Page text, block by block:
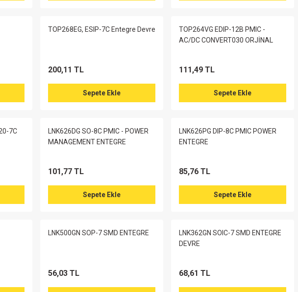
TOP268EG, ESIP-7C Entegre Devre
200,11 TL
Sepete Ekle
TOP264VG EDIP-12B PMIC -
AC/DC CONVERT030 ORJİNAL
111,49 TL
Sepete Ekle
7C
LNK626DG SO-8C PMIC - POWER
MANAGEMENT ENTEGRE
101,77 TL
Sepete Ekle
LNK626PG DIP-8C PMIC POWER
ENTEGRE
85,76 TL
Sepete Ekle
LNK500GN SOP-7 SMD ENTEGRE
56,03 TL
LNK362GN SOIC-7 SMD ENTEGRE
DEVRE
68,61 TL